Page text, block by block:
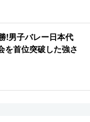
!男子バレー日本代
を首位突破した強さ